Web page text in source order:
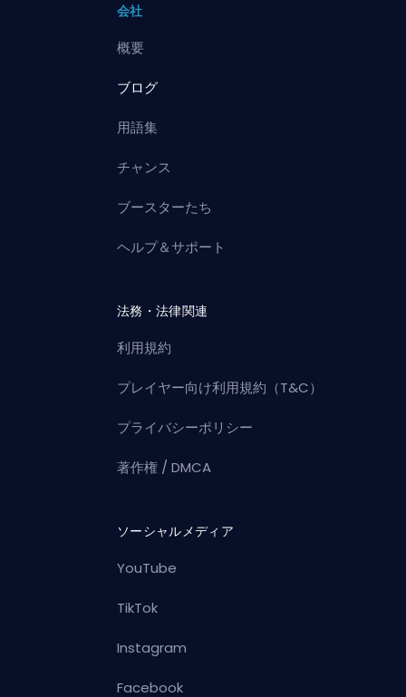
会社
概要
ブログ
用語集
チャンス
ブースターたち
ヘルプ＆サポート
法務・法律関連
利用規約
プレイヤー向け利用規約（T&C）
プライバシーポリシー
著作権 / DMCA
ソーシャルメディア
YouTube
TikTok
Instagram
Facebook